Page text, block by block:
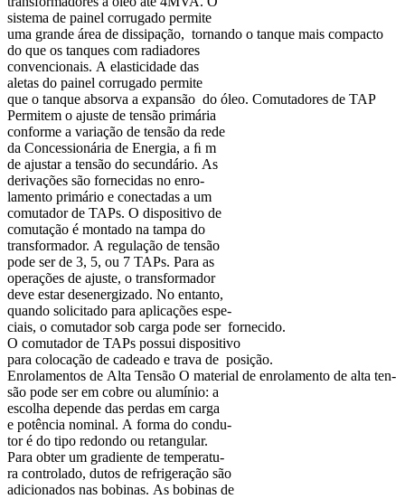
sistema de painel corrugado permite
uma grande área de dissipação, tornando o tanque mais compacto
do que os tanques com radiadores
convencionais. A elasticidade das
aletas do painel corrugado permite
que o tanque absorva a expansão do óleo. Comutadores de TAP
Permitem o ajuste de tensão primária
conforme a variação de tensão da rede
da Concessionária de Energia, a ﬁ m
de ajustar a tensão do secundário. As
derivações são fornecidas no enro-
lamento primário e conectadas a um
comutador de TAPs. O dispositivo de
comutação é montado na tampa do
transformador. A regulação de tensão
pode ser de 3, 5, ou 7 TAPs. Para as
operações de ajuste, o transformador
deve estar desenergizado. No entanto,
quando solicitado para aplicações espe-
ciais, o comutador sob carga pode ser fornecido.
O comutador de TAPs possui dispositivo
para colocação de cadeado e trava de posição.
Enrolamentos de Alta Tensão O material de enrolamento de alta ten-
são pode ser em cobre ou alumínio: a
escolha depende das perdas em carga
e potência nominal. A forma do condu-
tor é do tipo redondo ou retangular.
Para obter um gradiente de temperatu-
ra controlado, dutos de refrigeração são
adicionados nas bobinas. As bobinas de